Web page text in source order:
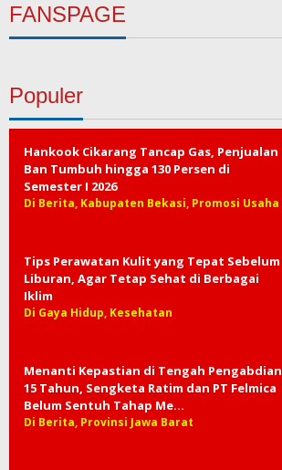
FANSPAGE
Populer
Hankook Cikarang Tancap Gas, Penjualan
Ban Tumbuh hingga 130 Persen di
Semester I 2026
Di Berita, Kabupaten Bekasi, Promosi Usaha
Tips Perawatan Kulit yang Tepat Sebelum
Liburan, Agar Tetap Sehat di Berbagai
Iklim
Di Gaya Hidup, Kesehatan
Menanti Kepastian di Tengah Pengabdian
15 Tahun, Sengketa Ratim dan PT Felmica
Belum Sentuh Tahap Me…
Di Berita, Provinsi Jawa Barat